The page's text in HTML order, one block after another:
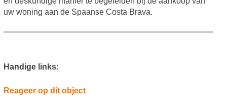
uw woning aan de Spaanse Costa Brava.
Handige links:
Reageer op dit object